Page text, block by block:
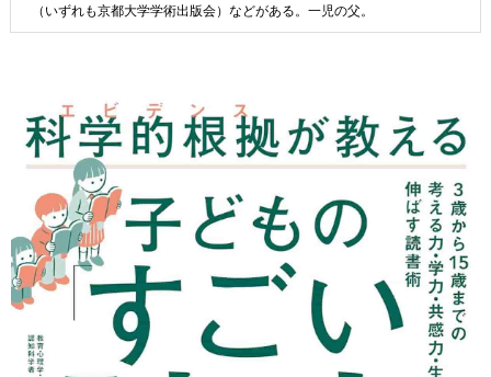
（いずれも京都大学学術出版会）などがある。一児の父。